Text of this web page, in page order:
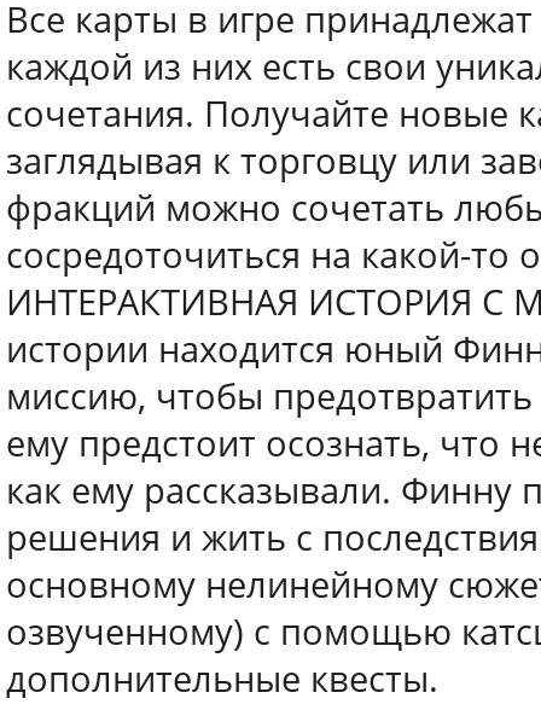
Все карты в игре
каждой из них есть свои
сочетания. Получайте новые
заглядывая к торговцу или
фракций можно сочетать
сосредоточиться на какой-
ИНТЕРАКТИВНАЯ ИСТОРИЯ С
истории находится юный
миссию, чтобы
ему предстоит осознать, что
как ему рассказывали. Финну
решения и жить с
основному нелинейному
озвученному) с помощью
дополнительные квесты.